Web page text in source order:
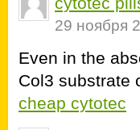
29 ноября
Even in the
Col3 substrate
cheap cytotec